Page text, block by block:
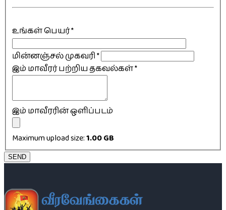
உங்கள் பெயர்*
மின்னஞ்சல் முகவரி*
இம் மாவீரர் பற்றிய தகவல்கள்*
இம் மாவீரரின் ஒளிப்படம்
Maximum upload size:1.00 GB
SEND